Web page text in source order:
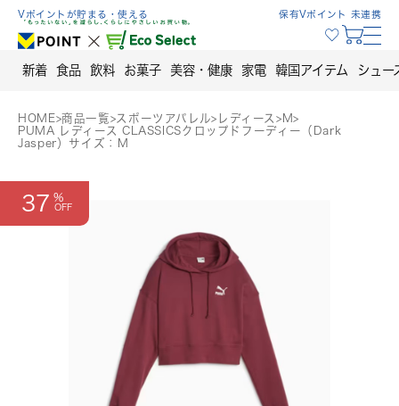
Skip
content
Vポイントが貯まる・使える 保有Vポイント 未連携
新着 食品 飲料 お菓子 美容・健康 家電 韓国アイテム シュー
HOME>商品一覧>スポーツアパレル> レディース> M>
PUMA レディース CLASSICSクロップドフーディー（Dark
Jasper）サイズ：M
37